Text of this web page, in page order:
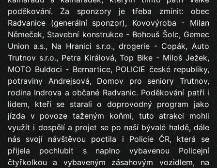
poděkování. Za sponzory je třeba zmínit: obec
Radvanice (generální sponzor), Kovovýroba - Milan
Němeček, Stavební konstrukce - Bohouš Šolc, Gemec
Union a.s., Na Hranici s.r.o., drogerie - Copák, Auto
Trutnov s.r.o., Petra Királová, Top Bike - Miloš Ježek,
MOTO Buldoci - Bernartice, POLICIE české republiky,
potraviny Andrejsová, Domov pro seniory Trutnov,
rodina Indrova a občané Radvanic. Poděkování patří i
lidem, kteří se starali o doprovodný program jako
jízda v povoze taženým koňmi, tuto atrakci mohli
využít i dospělí a projet se po naší bývalé haldě, dále
nás svojí návštěvou poctila i Policie ČR, která se
přijela pochlubit s naplno vybavenou Policejní
čtyřkolkou a vybaveným zásahovým vozidlem, na